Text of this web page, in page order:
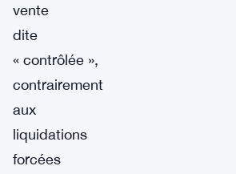
vente
dite
« contrôlée »,
contrairement
aux
liquidations
forcées